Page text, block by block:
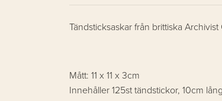
Tändsticksaskar från brittiska
Mått: 11 x 11 x 3cm
Innehåller 125st tändstickor, 10cm